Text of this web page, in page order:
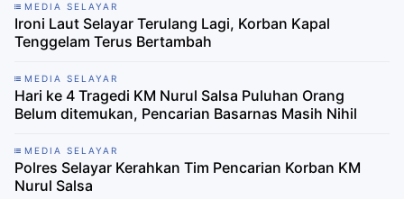
MEDIA SELAYAR
Ironi Laut Selayar Terulang Lagi, Korban Kapal
Tenggelam Terus Bertambah
MEDIA SELAYAR
Hari ke 4 Tragedi KM Nurul Salsa Puluhan Orang
Belum ditemukan, Pencarian Basarnas Masih Nihil
MEDIA SELAYAR
Polres Selayar Kerahkan Tim Pencarian Korban KM
Nurul Salsa